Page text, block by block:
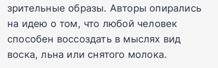
зрительные образы. Авторы опирались
на идею о том, что любой человек
способен воссоздать в мыслях вид
воска, льна или снятого молока.